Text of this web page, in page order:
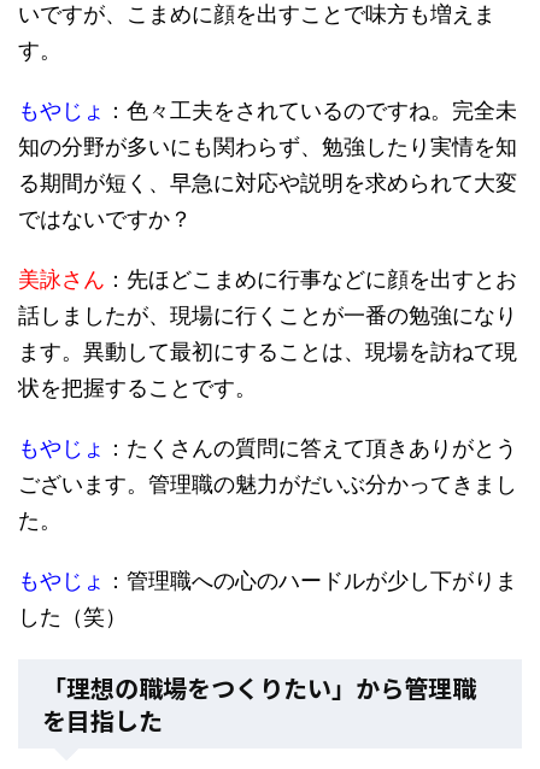
いですが、こまめに顔を出すことで味方も増えま
す。
もやじょ ：色々工夫をされているのですね。完全未
知の分野が多いにも関わらず、勉強したり実情を知
る期間が短く、早急に対応や説明を求められて大変
ではないですか？
美詠さん ：先ほどこまめに行事などに顔を出すとお
話しましたが、現場に行くことが一番の勉強になり
ます。異動して最初にすることは、現場を訪ねて現
状を把握することです。
もやじょ ：たくさんの質問に答えて頂きありがとう
ございます。管理職の魅力がだいぶ分かってきまし
た。
もやじょ ：管理職への心のハードルが少し下がりま
した（笑）
「理想の職場をつくりたい」から管理職
を目指した